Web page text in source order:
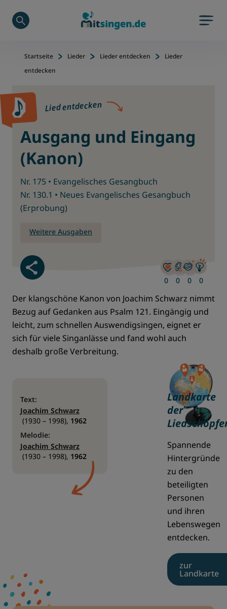
Startseite Lieder Lieder entdecken
Lieder
entdecken
Lied entdecken
Ausgang und Eingang
(Kanon)
Nr. 175 • Evangelisches Gesangbuch
Nr. 130.1 • Neues Evangelisches Gesangbuch
(Erprobung)
Weitere Ausgaben
0Besucher lieben
0Besucher
0Besucher
0
Der klangschöne Kanon von Joachim Schwarz nimmt
Bezug auf Gedanken aus Psalm 121. Eingängig und
leicht, zum schnellen Auswendigsingen, eignet er
sich für viele Singanlässe und fand wohl auch
deshalb große Verbreitung.
Text:
Joachim Schwarz
(1930 – 1998), 1962
Melodie:
Joachim Schwarz
(1930 – 1998), 1962
Landkarte
der
Spannende
Hintergründe
zu den
beteiligten
Personen
und ihren
Lebenswegen
entdecken.
zur
Landkarte